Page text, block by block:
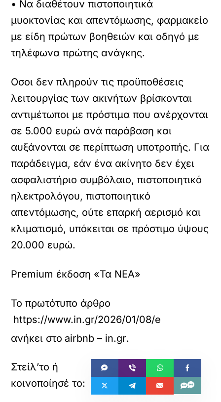
• Να διαθέτουν πιστοποιητικά
μυοκτονίας και απεντόμωσης, φαρμακείο
με είδη πρώτων βοηθειών και οδηγό με
τηλέφωνα πρώτης ανάγκης.
Οσοι δεν πληρούν τις προϋποθέσεις
λειτουργίας των ακινήτων βρίσκονται
αντιμέτωποι με πρόστιμα που ανέρχονται
σε 5.000 ευρώ ανά παράβαση και
αυξάνονται σε περίπτωση υποτροπής. Για
παράδειγμα, εάν ένα ακίνητο δεν έχει
ασφαλιστήριο συμβόλαιο, πιστοποιητικό
ηλεκτρολόγου, πιστοποιητικό
απεντόμωσης, ούτε επαρκή αερισμό και
κλιματισμό, υπόκειται σε πρόστιμο ύψους
20.000 ευρώ.
Premium έκδοση «Τα ΝΕΑ»
Το πρωτότυπο άρθρο
https://www.in.gr/2026/01/08/economy/
ανήκει στο airbnb – in.gr.